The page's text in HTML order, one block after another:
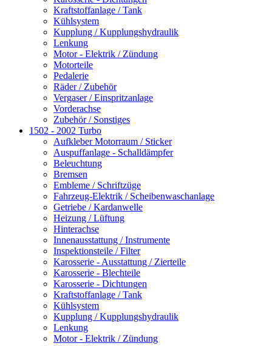
Kraftstoffanlage / Tank
Kühlsystem
Kupplung / Kupplungshydraulik
Lenkung
Motor - Elektrik / Zündung
Motorteile
Pedalerie
Räder / Zubehör
Vergaser / Einspritzanlage
Vorderachse
Zubehör / Sonstiges
1502 - 2002 Turbo
Aufkleber Motorraum / Sticker
Auspuffanlage - Schalldämpfer
Beleuchtung
Bremsen
Embleme / Schriftzüge
Fahrzeug-Elektrik / Scheibenwaschanlage
Getriebe / Kardanwelle
Heizung / Lüftung
Hinterachse
Innenausstattung / Instrumente
Inspektionsteile / Filter
Karosserie - Ausstattung / Zierteile
Karosserie - Blechteile
Karosserie - Dichtungen
Kraftstoffanlage / Tank
Kühlsystem
Kupplung / Kupplungshydraulik
Lenkung
Motor - Elektrik / Zündung